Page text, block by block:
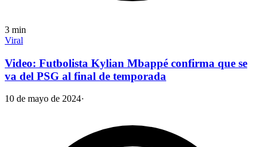
3 min
Viral
Video: Futbolista Kylian Mbappé confirma que se
va del PSG al final de temporada
10 de mayo de 2024·